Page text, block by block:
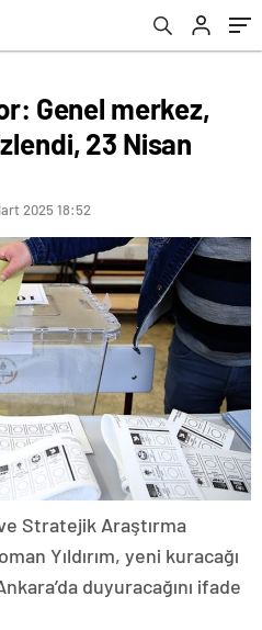
Genel merkez,
23 Nisan
2025 18:52
Stratejik Araştırma
Yıldırım, yeni kuracağı
duyuracağını ifade